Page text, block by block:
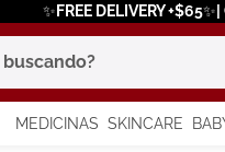
✨FREE DELIVERY
MEDICINAS SKINCARE
más buscados